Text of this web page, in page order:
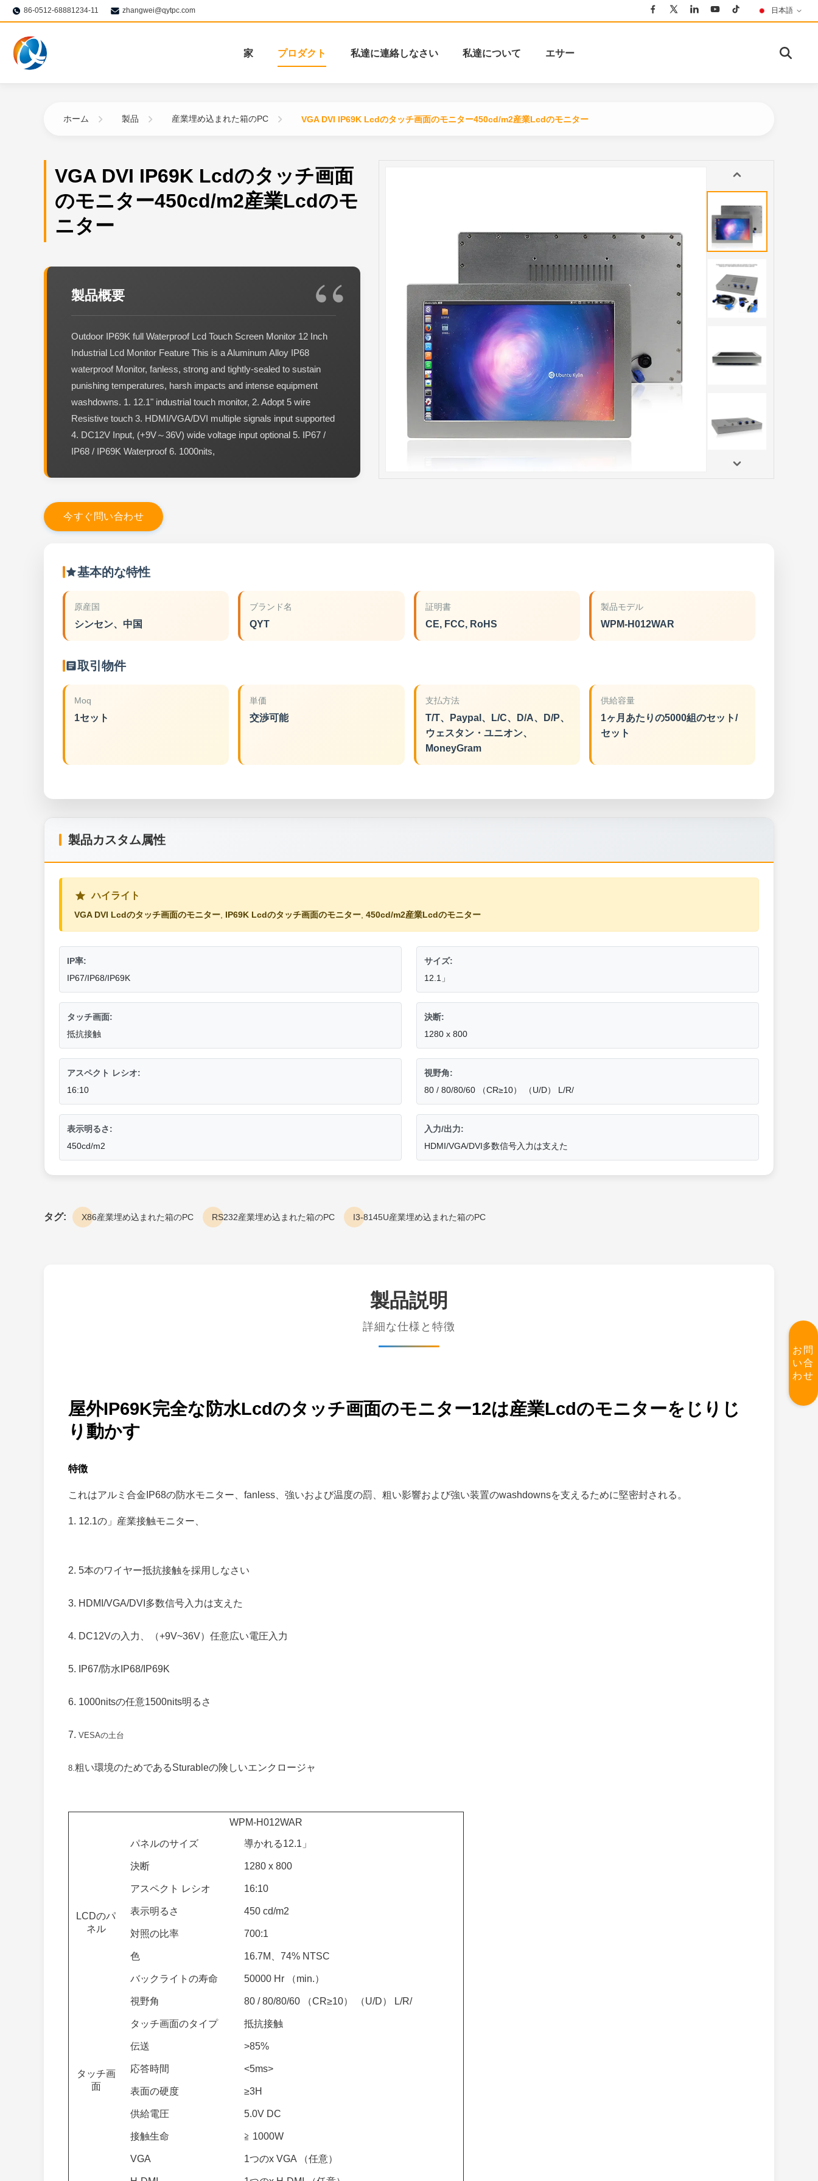
86-0512-68881234-11 zhangwei@qytpc.com 日本語
家 プロダクト 私達に連絡しなさい 私達について エサー
お問
い合
わせ
ホーム 製品 産業埋め込まれた箱のPC VGA DVI IP69K Lcdのタッチ画面のモニター450cd/m2産業Lcdのモニター
VGA DVI IP69K Lcdのタッチ画面
のモニター450cd/m2産業Lcdのモ
ニター
製品概要
Outdoor IP69K full Waterproof Lcd Touch Screen Monitor 12 Inch
Industrial Lcd Monitor Feature This is a Aluminum Alloy IP68
waterproof Monitor, fanless, strong and tightly-sealed to sustain
punishing temperatures, harsh impacts and intense equipment
washdowns. 1. 12.1" industrial touch monitor, 2. Adopt 5 wire
Resistive touch 3. HDMI/VGA/DVI multiple signals input supported
4. DC12V Input, (+9V～36V) wide voltage input optional 5. IP67 /
IP68 / IP69K Waterproof 6. 1000nits,
今す ぐ 問い合わせ
基本的な特性
原産国
シンセン、中国
ブランド名
QYT
証明書
CE, FCC, RoHS
製品モデル
WPM-H012WAR
取引物件
Moq
1セット
単価
交渉可能
支払方法
T/T、Paypal、L/C、D/A、D/P、
ウェスタン・ユニオン、
MoneyGram
供給容量
1ヶ月あたりの5000組のセット/
セット
製品カスタム属性
ハイライト
VGA DVI Lcdのタッチ画面のモニター, IP69K Lcdのタッチ画面のモニター, 450cd/m2産業Lcdのモニター
IP率:
IP67/IP68/IP69K
サイズ:
12.1」
タッチ画面:
抵抗接触
決断:
1280 x 800
アスペクト レシオ:
16:10
視野角:
80 / 80/80/60 （CR≥10） （U/D） L/R/
表示明るさ:
450cd/m2
入力/出力:
HDMI/VGA/DVI多数信号入力は支えた
タグ: X86産業埋め込まれた箱のPC RS232産業埋め込まれた箱のPC I3-8145U産業埋め込まれた箱のPC
製品説明
詳細な仕様と特徴
屋外IP69K完全な防水Lcdのタッチ画面のモニター12は産業Lcdのモニターをじりじ
り動かす
特徴
これはアルミ合金IP68の防水モニター、fanless、強いおよび温度の罰、粗い影響および強い装置のwashdownsを支えるために堅密封される。
1. 12.1の」産業接触モニター、
2. 5本のワイヤー抵抗接触を採用しなさい
3. HDMI/VGA/DVI多数信号入力は支えた
4. DC12Vの入力、（+9V~36V）任意広い電圧入力
5. IP67/防水IP68/IP69K
6. 1000nitsの任意1500nits明るさ
7. VESAの土台
8.粗い環境のためであるSturableの険しいエンクロージャ
WPM-H012WAR
LCDのパ
ネル
パネルのサイズ 導かれる12.1」
決断 1280 x 800
アスペクト レシオ 16:10
表示明るさ 450 cd/m2
対照の比率 700:1
色 16.7M、74% NTSC
バックライトの寿命 50000 Hr （min.）
視野角 80 / 80/80/60 （CR≥10） （U/D） L/R/
タッチ画
面
タッチ画面のタイプ 抵抗接触
伝送 >85%
応答時間 <5ms>
表面の硬度 ≥3H
供給電圧 5.0V DC
接触生命 ≧ 1000W
VGA 1つのx VGA （任意）